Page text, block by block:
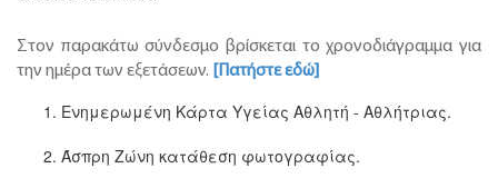
Στον παρακάτω σύνδεσμο βρίσκεται το χρονοδιάγραμμα για
την ημέρα των εξετάσεων. [Πατήστε εδώ]
Ενημερωμένη Κάρτα Υγείας Αθλητή - Αθλήτριας.
Άσπρη Ζώνη κατάθεση φωτογραφίας.